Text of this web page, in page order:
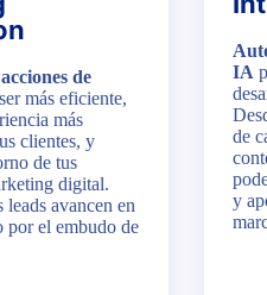
de
más eficiente,
más
clientes, y
de tus
digital.
avancen en
por el embudo de
IA
de
y